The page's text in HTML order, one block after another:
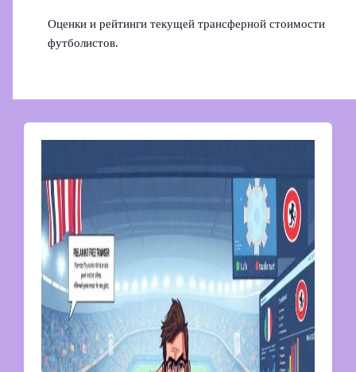
Оценки и рейтинги текущей трансферной стоимости
футболистов.